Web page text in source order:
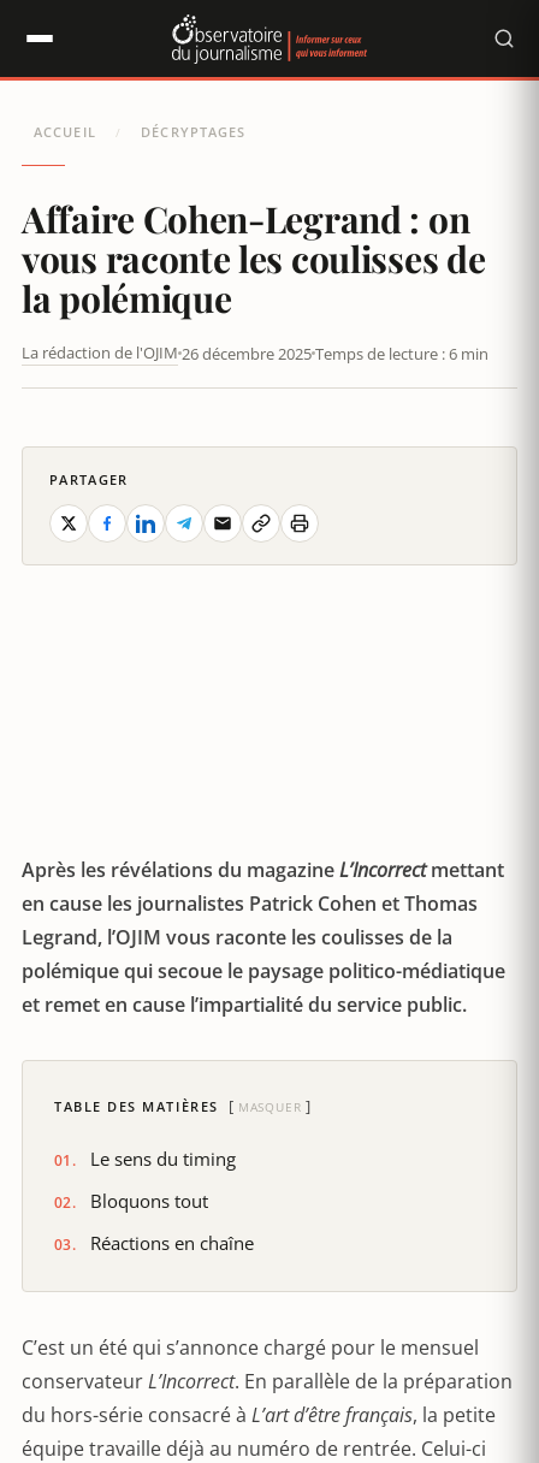
ACCUEIL / DÉCRYPTAGES
Affaire Cohen-Legrand : on
vous raconte les coulisses de
la polémique
La rédaction de l'OJIM 26 décembre 2025Temps de lecture : 6 min
Après les révélations du magazineL’Incorrectmettant
en cause les journalistes Patrick Cohen et Thomas
Legrand, l’OJIM vous raconte les coulisses de la
polémique qui secoue le paysage politico-médiatique
et remet en cause l’impartialité du service public.
TABLE DES MATIÈRES MASQUER
Le sens du timing
Bloquons tout
Réactions en chaîne
C’est un été qui s’annonce chargé pour le mensuel
conservateurL’Incorrect. En parallèle de la préparation
du hors-série consacré à L’art d’être français, la petite
équipe travaille déjà au numéro de rentrée. Celui-ci
PARTAGER
Panneau de gestion des cookies